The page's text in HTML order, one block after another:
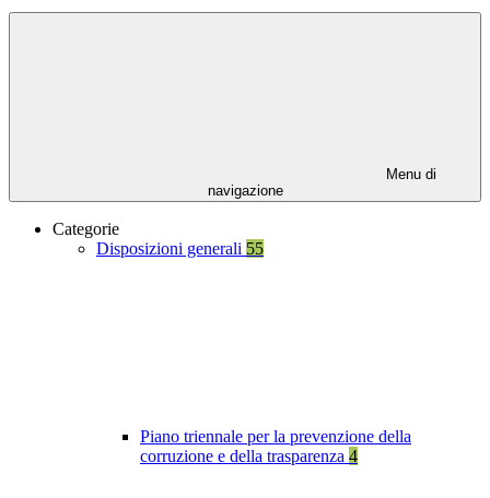
Menu di
navigazione
Categorie
Disposizioni generali 55
Piano triennale per la prevenzione della
corruzione e della trasparenza 4